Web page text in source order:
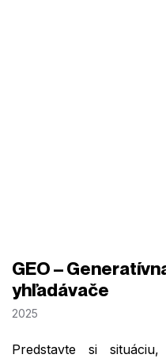
GEO –
yhľadávače
2025
Predstavte si